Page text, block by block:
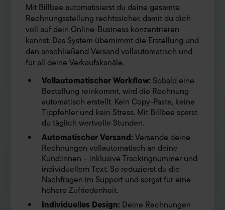
Mit Billbee automatisierst du deine gesamte
Rechnungsstellung rechtssicher, damit du dich
voll auf dein Online-Business konzentrieren
kannst. Das System übernimmt die Erstellung und
den anschließend Versand vollautomatisch und
für all deine Verkaufskanäle.
Vollautomatischer Workflow: Sobald eine
Bestellung reinkommt, wird die Rechnung
automatisch erstellt. Kein Copy-Paste, keine
Tippfehler und kein Stress. Mit Billbee sparst
du täglich wertvolle Stunden.
Automatischer Versand:Versende deine
Rechnungen vollautomatisch an deine
Kund:innen – inklusive Trackingnummer und
individuellem Text. So reduzierst du die
Nachfragen im Support und sorgst für eine
höhere Zufriedenheit.
Individuelles Design: Deine Rechnungen